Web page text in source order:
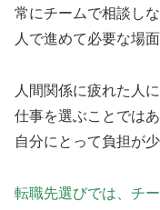
常にチームで相談し
人で進めて必要な場
人間関係に疲れた人
仕事を選ぶことではあ
自分にとって負担が
転職先選びでは、チ